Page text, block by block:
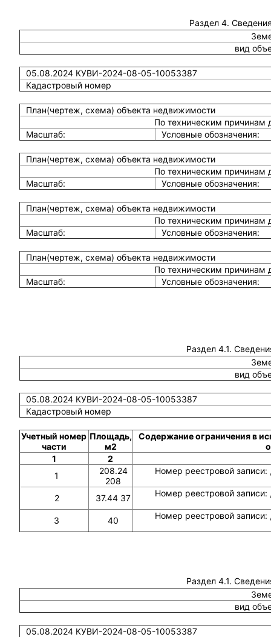
Раздел 4.
вид
05.08.2024 КУВИ-2024-08-05-10053387
Кадастровый номер
План(чертеж, схема) объекта недвижимости
По техническим причинам
Масштаб:
Условные обозначения:
План(чертеж, схема) объекта недвижимости
По техническим причинам
Масштаб:
Условные обозначения:
План(чертеж, схема) объекта недвижимости
По техническим причинам
Масштаб:
Условные обозначения:
План(чертеж, схема) объекта недвижимости
По техническим причинам
Масштаб:
Условные обозначения:
Раздел 4.1.
вид
05.08.2024 КУВИ-2024-08-05-10053387
Кадастровый номер
Учетный номер
части
Площадь,
м2
Содержание ограничения в
1
2
1
208.24
208
Номер реестровой
2 37.44 37 Номер реестровой
3 40 Номер реестровой
Раздел 4.1.
вид
05.08.2024 КУВИ-2024-08-05-10053387